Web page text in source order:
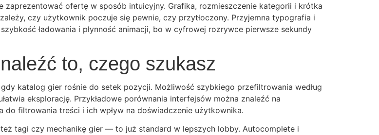
ofertę w sposób intuicyjny. Grafika, rozmieszczenie kategorii i krótka
czy użytkownik poczuje się pewnie, czy przytłoczony. Przyjemna typografia i
ładowania i płynność animacji, bo w cyfrowej rozrywce pierwsze sekundy
to, czego szukasz
katalog gier rośnie do setek pozycji. Możliwość szybkiego przefiltrowania według
eksplorację. Przykładowe porównania interfejsów można znaleźć na
do filtrowania treści i ich wpływ na doświadczenie użytkownika.
tagi czy mechanikę gier — to już standard w lepszych lobby. Autocomplete i